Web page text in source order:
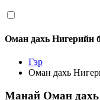
Оман дахь Нигерийн
Гэр
Оман дахь
Манай Оман дахь